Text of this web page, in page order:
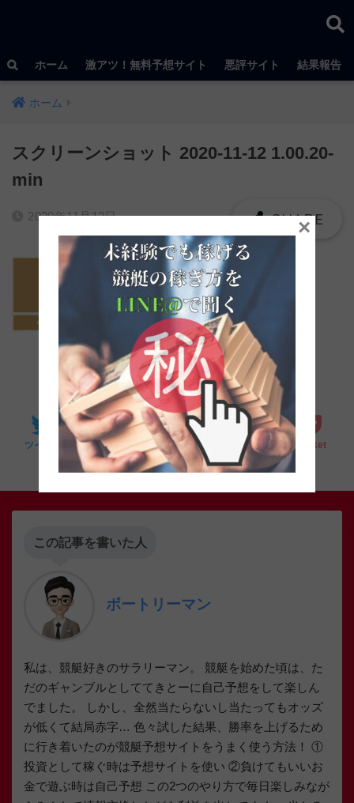
ホーム 激アツ！無料予想サイト 悪評サイト 結果報告
ホーム
スクリーンショット 2020-11-12 1.00.20-
min
2020年11月12日
SHARE
ツイート シェア
0
はてブ
0
LINE Pocket
この記事を書いた人
ボートリーマン
私は、競艇好きのサラリーマン。 競艇を始めた頃は、た
だのギャンブルとしててきとーに自己予想をして楽しん
でました。 しかし、全然当たらないし当たってもオッズ
が低くて結局赤字… 色々試した結果、勝率を上げるため
に行き着いたのが競艇予想サイトをうまく使う方法！ ①
投資として稼ぐ時は予想サイトを使い ②負けてもいいお
金で遊ぶ時は自己予想 この2つのやり方で毎日楽しみなが
×